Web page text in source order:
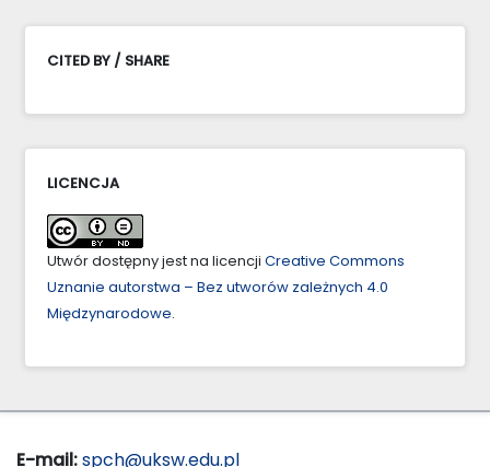
CITED BY / SHARE
LICENCJA
Utwór dostępny jest na licencji Creative Commons
Uznanie autorstwa – Bez utworów zależnych 4.0
Międzynarodowe.
E-mail:spch@uksw.edu.pl